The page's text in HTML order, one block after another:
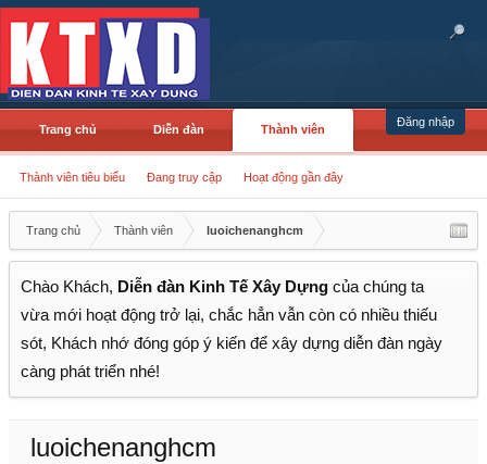
Đăng nhập
Trang chủ Diễn đàn Thành viên
Thành viên tiêu biểu Đang truy cập Hoạt động gần đây
Trang chủ Thành viên luoichenanghcm
Chào Khách, Diễn đàn Kinh Tế Xây Dựng của chúng ta
vừa mới hoạt động trở lại, chắc hẳn vẫn còn có nhiều thiếu
sót, Khách nhớ đóng góp ý kiến để xây dựng diễn đàn ngày
càng phát triển nhé!
luoichenanghcm